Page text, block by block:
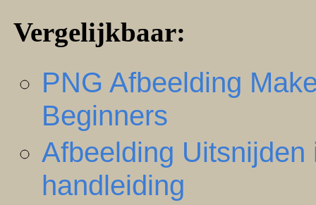
Vergelijkbaar:
PNG Afbeelding
Beginners
Afbeelding
handleiding